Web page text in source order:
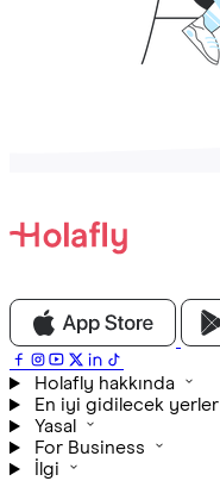
Holafly hakkında
En iyi gidilecek yerler
Yasal
For Business
İlgi